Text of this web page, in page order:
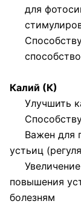
для
Калий (К)
Улучшить
Важен для
устьиц
Увеличение
повышения
болезням